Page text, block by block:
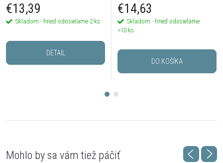
€13,39
Skladom - hneď odosielame 2 ks
DETAIL
€14,63
Skladom - hneď odosielame
>10 ks
DO KOŠÍKA